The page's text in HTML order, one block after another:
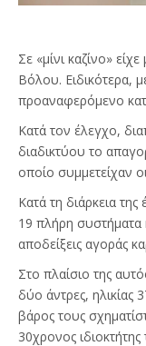
Σε «μίνι καζίνο»
Βόλου. Ειδικότερα,
προαναφερόμενο
Κατά τον έλεγχο,
διαδικτύου το
οποίο συμμετείχαν οι
Κατά τη διάρκεια
19 πλήρη
αποδείξεις αγοράς
Στο πλαίσιο της
δύο άντρες, ηλικίας
βάρος τους
30χρονος